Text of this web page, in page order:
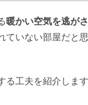
暖かい空気を逃が
ていない部屋だと
工夫を紹介します